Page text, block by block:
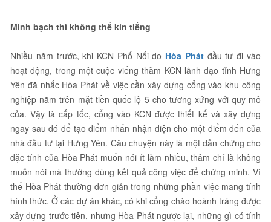
Minh bạch thì không thể kín tiếng
Nhiều năm trước, khi KCN Phố Nối do Hòa Phátđầu tư đi vào
hoạt động, trong một cuộc viếng thăm KCN lãnh đạo tỉnh Hưng
Yên đã nhắc Hòa Phát về việc cần xây dựng cổng vào khu công
nghiệp nằm trên mặt tiền quốc lộ 5 cho tương xứng với quy mô
của. Vậy là cấp tốc, cổng vào KCN được thiết kế và xây dựng
ngay sau đó để tạo điểm nhấn nhận diện cho một điểm đến của
nhà đầu tư tại Hưng Yên. Câu chuyện này là một dẫn chứng cho
đặc tính của Hòa Phát muốn nói ít làm nhiều, thâm chí là không
muốn nói mà thường dùng kết quả công việc để chứng minh. Vì
thế Hòa Phát thường đơn giản trong những phần việc mang tính
hính thức. Ở các dự án khác, có khi cổng chào hoành tráng được
xây dựng trước tiên, nhưng Hòa Phát ngược lại, những gì có tính